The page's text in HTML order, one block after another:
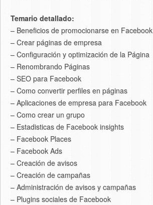
Temario detallado:
– Beneficios de promocionarse en Facebook
– Crear páginas de empresa
– Configuración y optimización de la Página
– Renombrando Páginas
– SEO para Facebook
– Como convertir perfiles en páginas
– Aplicaciones de empresa para Facebook
– Como crear un grupo
– Estadisticas de Facebook insights
– Facebook Places
– Facebook Ads
– Creación de avisos
– Creación de campañas
– Administración de avisos y campañas
– Plugins sociales de Facebook